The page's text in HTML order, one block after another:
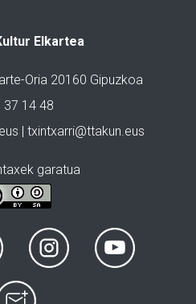
Elkartea
Oria 20160 Gipuzkoa
37 14 48
| txintxarri@ttakun.eus
garatua